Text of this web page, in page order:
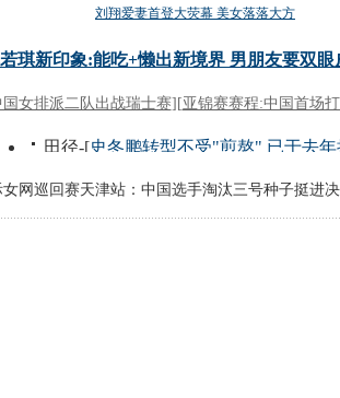
网巡回赛天津站：中国选手淘汰三号种子挺进